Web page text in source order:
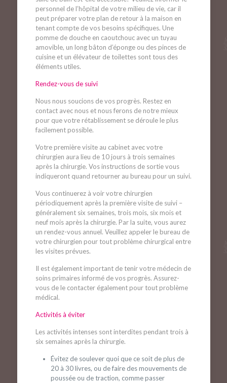
personnel de l’hôpital de votre milieu de vie, car il
peut préparer votre plan de retour à la maison en
tenant compte de vos besoins spécifiques. Une
pomme de douche en caoutchouc avec un tuyau
amovible, un long bâton d’éponge ou des pinces de
cuisine et un élévateur de toilettes sont tous des
éléments utiles.
Rendez-vous de suivi
Nous nous soucions de vos progrès. Restez en
contact avec nous et nous ferons de notre mieux
pour que votre rétablissement se déroule le plus
facilement possible.
Votre première visite au cabinet avec votre
chirurgien aura lieu de 10 jours à trois semaines
après la chirurgie. Vos instructions de sortie vous
indiqueront quand retourner au bureau pour un suivi.
Vous continuerez à voir votre chirurgien
périodiquement après la première visite de suivi –
généralement six semaines, trois mois, six mois et
neuf mois après la chirurgie. Par la suite, vous aurez
un rendez-vous annuel. Veuillez appeler le bureau de
votre chirurgien pour tout problème chirurgical entre
les visites prévues.
Il est également important de tenir votre médecin de
soins primaires informé de vos progrès. Assurez-
vous de le contacter également pour tout problème
médical.
Activités à éviter
Les activités intenses sont interdites pendant trois à
six semaines après la chirurgie.
Évitez de soulever quoi que ce soit de plus de
20 à 30 livres, ou de faire des mouvements de
poussée ou de traction, comme passer